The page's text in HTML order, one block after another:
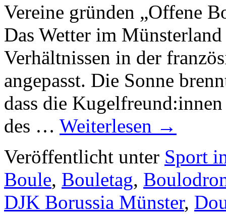
Vereine gründen „Offene
Das Wetter im
Verhältnissen in der
angepasst. Die Sonne
dass die
des … Weiterlesen →
Veröffentlicht unter Sport
Boule, Bouletag,
DJK Borussia Münster,